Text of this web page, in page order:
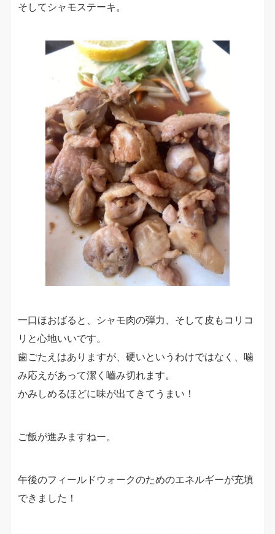
そしてシャモステーキ。
一口ほおばると、シャモ肉の弾力、そして皮もコリコ
リと心地いいです。
歯ごたえはありますが、硬いというわけではなく、噛
み応えがあって潔く嚙み切れます。
かみしめるほどに味が出てきてうまい！
ご飯が進みますねー。
午後のフィールドウォークのためのエネルギーが充填
できました！